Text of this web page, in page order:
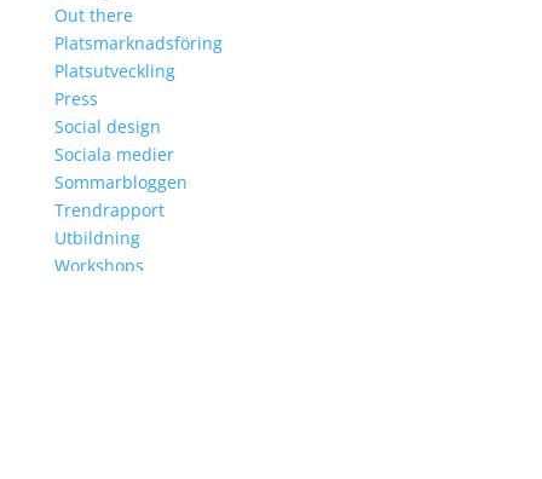
Out there
Platsmarknadsföring
Platsutveckling
Press
Social design
Sociala medier
Sommarbloggen
Trendrapport
Utbildning
Workshops